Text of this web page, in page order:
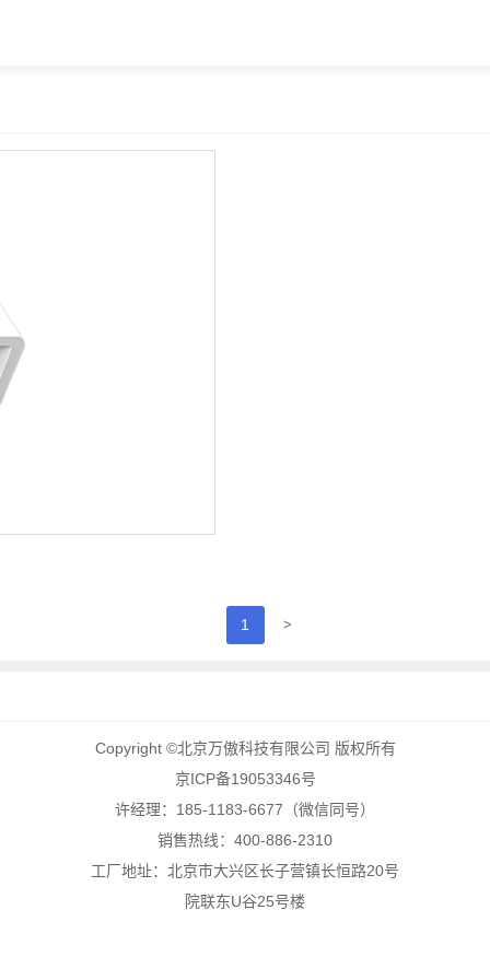
1 >
Copyright ©北京万傲科技有限公司 版权所有
京ICP备19053346号
许经理：185-1183-6677（微信同号）
销售热线：400-886-2310
工厂地址：北京市大兴区长子营镇长恒路20号
院联东U谷25号楼